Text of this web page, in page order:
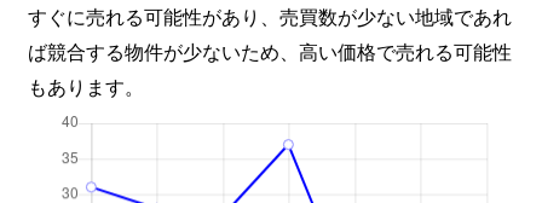
すぐに売れる可能性があり、売買数が少ない地域であれ
ば競合する物件が少ないため、高い価格で売れる可能性
もあります。